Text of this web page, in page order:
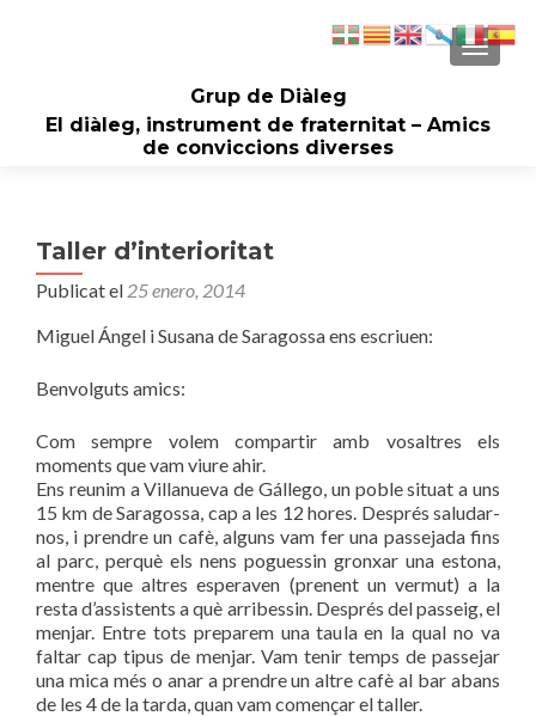
Grup de Diàleg
El diàleg, instrument de fraternitat – Amics
de conviccions diverses
Taller d’interioritat
Publicat el 25 enero, 2014
Miguel Ángel i Susana de Saragossa ens escriuen:
Benvolguts amics:
Com sempre volem compartir amb vosaltres els
moments que vam viure ahir.
Ens reunim a Villanueva de Gállego, un poble situat a uns
15 km de Saragossa, cap a les 12 hores. Després saludar-
nos, i prendre un cafè, alguns vam fer una passejada fins
al parc, perquè els nens poguessin gronxar una estona,
mentre que altres esperaven (prenent un vermut) a la
resta d’assistents a què arribessin. Després del passeig, el
menjar. Entre tots preparem una taula en la qual no va
faltar cap tipus de menjar. Vam tenir temps de passejar
una mica més o anar a prendre un altre cafè al bar abans
de les 4 de la tarda, quan vam començar el taller.